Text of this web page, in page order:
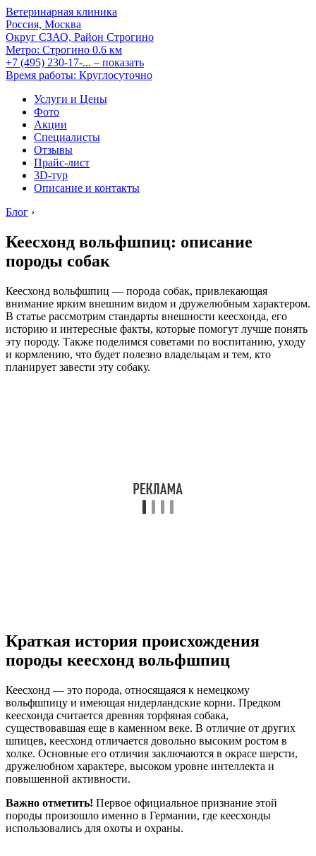
Ветеринарная клиника
Россия, Москва
Округ СЗАО, Район Строгино
Метро: Строгино 0.6 км
+7 (495) 230-17-... – показать
Время работы: Круглосуточно
Услуги и Цены
Фото
Акции
Специалисты
Отзывы
Прайс-лист
3D-тур
Описание и контакты
Блог ›
Кеесхонд вольфшпиц: описание
породы собак
Кеесхонд вольфшпиц — порода собак, привлекающая
внимание ярким внешним видом и дружелюбным характером.
В статье рассмотрим стандарты внешности кеесхонда, его
историю и интересные факты, которые помогут лучше понять
эту породу. Также поделимся советами по воспитанию, уходу
и кормлению, что будет полезно владельцам и тем, кто
планирует завести эту собаку.
Краткая история происхождения
породы кеесхонд вольфшпиц
Кеесхонд — это порода, относящаяся к немецкому
вольфшпицу и имеющая нидерландские корни. Предком
кеесхонда считается древняя торфяная собака,
существовавшая еще в каменном веке. В отличие от других
шпицев, кеесхонд отличается довольно высоким ростом в
холке. Основные его отличия заключаются в окрасе шерсти,
дружелюбном характере, высоком уровне интеллекта и
повышенной активности.
Важно отметить! Первое официальное признание этой
породы произошло именно в Германии, где кеесхонды
использовались для охоты и охраны.